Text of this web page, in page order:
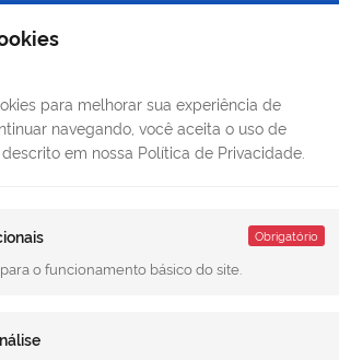
para melhorar sua experiência de
navegando, você aceita o uso de
em nossa Política de Privacidade.
Obrigatório
o funcionamento básico do site.